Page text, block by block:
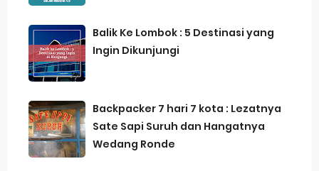
Balik Ke Lombok : 5 Destinasi yang
Ingin Dikunjungi
Backpacker 7 hari 7 kota : Lezatnya
Sate Sapi Suruh dan Hangatnya
Wedang Ronde